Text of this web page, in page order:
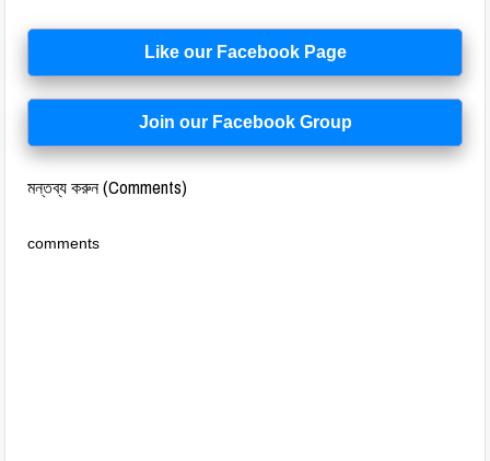
Like our Facebook Page
Join our Facebook Group
মন্তব্য করুন (Comments)
comments